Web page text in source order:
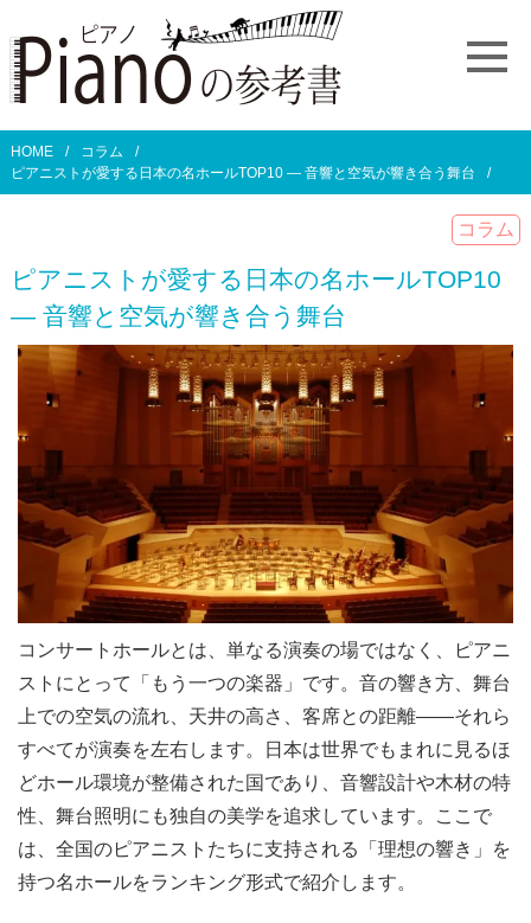
HOME
コラム
ピアニストが愛する日本の名ホールTOP10 ― 音響と空気が響き合う舞台
コラム
ピアニストが愛する日本の名ホールTOP10
― 音響と空気が響き合う舞台
コンサートホールとは、単なる演奏の場ではなく、ピアニ
ストにとって「もう一つの楽器」です。音の響き方、舞台
上での空気の流れ、天井の高さ、客席との距離――それら
すべてが演奏を左右します。日本は世界でもまれに見るほ
どホール環境が整備された国であり、音響設計や木材の特
性、舞台照明にも独自の美学を追求しています。ここで
は、全国のピアニストたちに支持される「理想の響き」を
持つ名ホールをランキング形式で紹介します。